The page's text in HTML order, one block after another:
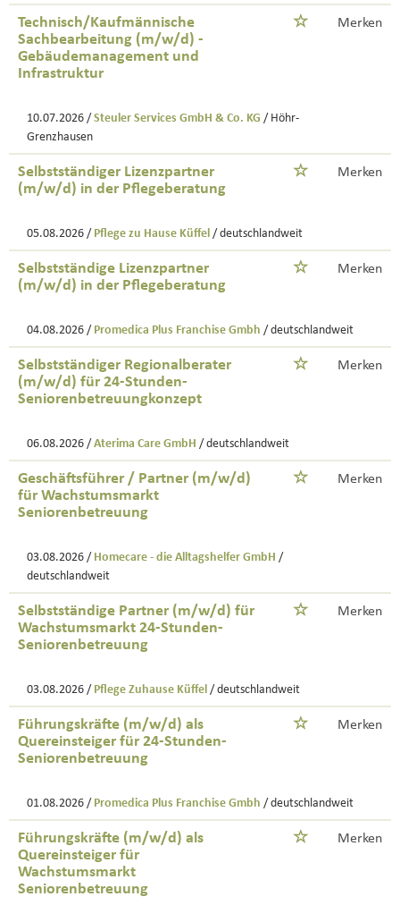
Technisch/Kaufmännische
Sachbearbeitung (m/w/d) -
Gebäudemanagement und
Infrastruktur
Merken
10.07.2026 / Steuler Services GmbH & Co. KG / Höhr-
Grenzhausen
Selbstständiger Lizenzpartner
(m/w/d) in der Pflegeberatung
Merken
05.08.2026 / Pflege zu Hause Küffel / deutschlandweit
Selbstständige Lizenzpartner
(m/w/d) in der Pflegeberatung
Merken
04.08.2026 / Promedica Plus Franchise Gmbh / deutschlandweit
Selbstständiger Regionalberater
(m/w/d) für 24-Stunden-
Seniorenbetreuungkonzept
Merken
06.08.2026 / Aterima Care GmbH / deutschlandweit
Geschäftsführer / Partner (m/w/d)
für Wachstumsmarkt
Seniorenbetreuung
Merken
03.08.2026 / Homecare - die Alltagshelfer GmbH /
deutschlandweit
Selbstständige Partner (m/w/d) für
Wachstumsmarkt 24-Stunden-
Seniorenbetreuung
Merken
03.08.2026 / Pflege Zuhause Küffel / deutschlandweit
Führungskräfte (m/w/d) als
Quereinsteiger für 24-Stunden-
Seniorenbetreuung
Merken
01.08.2026 / Promedica Plus Franchise Gmbh / deutschlandweit
Führungskräfte (m/w/d) als
Quereinsteiger für
Wachstumsmarkt
Seniorenbetreuung
Merken